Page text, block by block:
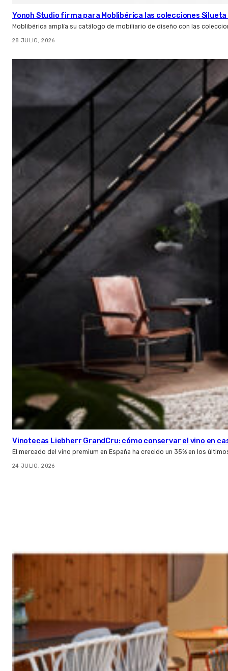
Yonoh Studio firma para Moblibérica las colecciones Silueta
Moblibérica amplía su catálogo de mobiliario de diseño con las
28 JULIO, 2026
Vinotecas Liebherr GrandCru: cómo conservar el vino en
El mercado del vino premium en España ha crecido un 35% en los
24 JULIO, 2026